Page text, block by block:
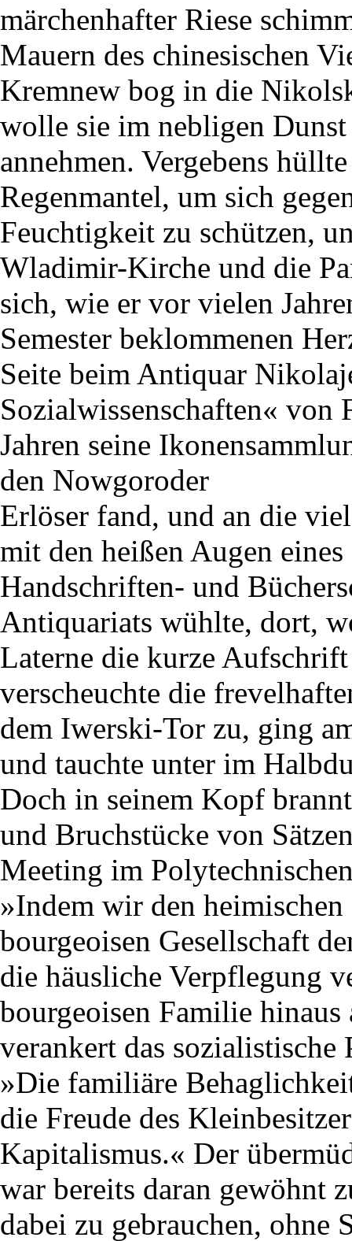
märchenhafter Riese
Mauern des chinesischen
Kremnew bog in die
wolle sie im nebligen
annehmen. Vergebens
Regenmantel, um sich
Feuchtigkeit zu schützen,
Wladimir-Kirche und die
sich, wie er vor vielen
Semester beklommenen
Seite beim Antiquar
Sozialwissenschaften«
Jahren seine
den Nowgoroder
Erlöser fand, und an die
mit den heißen Augen
Handschriften- und
Antiquariats wühlte, dort,
Laterne die kurze
verscheuchte die
dem Iwerski-Tor zu, ging
und tauchte unter im
Doch in seinem Kopf
und Bruchstücke von
Meeting im
»Indem wir den
bourgeoisen Gesellschaft
die häusliche Verpflegung
bourgeoisen Familie hinaus
verankert das
»Die familiäre
die Freude des
Kapitalismus.« Der
war bereits daran gewöhnt
dabei zu gebrauchen, ohne